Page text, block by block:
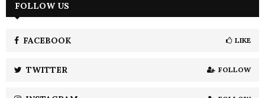
h
FOLLOW US
FACEBOOK LIKE
TWITTER FOLLOW